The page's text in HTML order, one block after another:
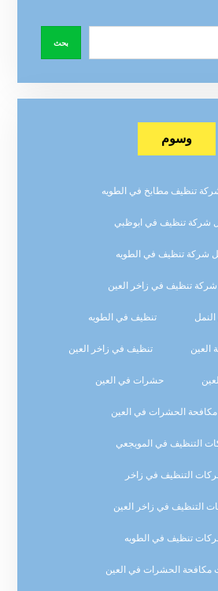
وسوم
تنظيف مطابخ في الطويه
شركة تنظيف في ابوظبي
شركة تنظيف في الطويه
تنظيف في زاخر العين
تنظيف في الطويه
العين تنظيف في زاخر العين
حشرات في العين
الحشرات في العين
التنظيف في المويجعي
التنظيف في زاخر
التنظيف في زاخر العين
تنظيف في الطويه
مكافحة الحشرات في العين